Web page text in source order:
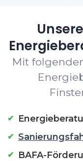
Mit
BAFA-